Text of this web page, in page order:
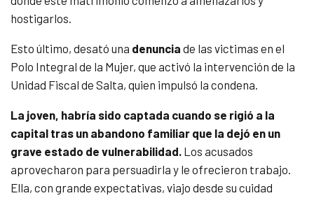
hostigarlos.
Esto último, desató una denuncia de las victimas en el
Polo Integral de la Mujer, que activó la intervención de la
Unidad Fiscal de Salta, quien impulsó la condena.
La joven, habría sido captada cuando se rigió a la
capital tras un abandono familiar que la dejó en un
grave estado de vulnerabilidad. Los acusados
aprovecharon para persuadirla y le ofrecieron trabajo.
Ella, con grande expectativas, viajo desde su cuidad